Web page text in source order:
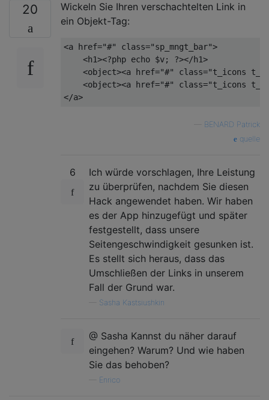
20
Wickeln Sie Ihren verschachtelten Link in
ein Objekt-Tag:
<a href="#" class="sp_mngt_bar">
<h1><?php echo $v; ?></h1>
<object><a href="#" class="t_icons
<object><a href="#" class="t_icons
</a>
BENARD Patrick
quelle
6
Ich würde vorschlagen, Ihre Leistung
zu überprüfen, nachdem Sie diesen
Hack angewendet haben. Wir haben
es der App hinzugefügt und später
festgestellt, dass unsere
Seitengeschwindigkeit gesunken ist.
Es stellt sich heraus, dass das
Umschließen der Links in unserem
Fall der Grund war.
Sasha Kastsiushkin
@ Sasha Kannst du näher darauf
eingehen? Warum? Und wie haben
Sie das behoben?
Enrico